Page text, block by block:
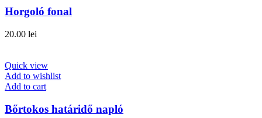
Horgoló fonal
20.00 lei
Quick view
Add to wishlist
Add to cart
Bőrtokos határidő napló